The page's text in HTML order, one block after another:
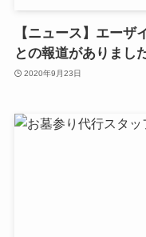
【ニュース】エー
との報道がありまし
2020年9月23日